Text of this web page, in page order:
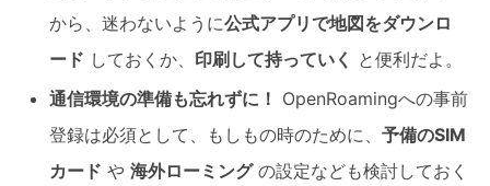
から、迷わないように公式アプリで地図をダウンロ
ード しておくか、 印刷して持っていく と便利だよ。
通信環境の準備も忘れずに！ OpenRoamingへの事前
登録は必須として、もしもの時のために、予備のSIM
カード や海外ローミングの設定なども検討しておく